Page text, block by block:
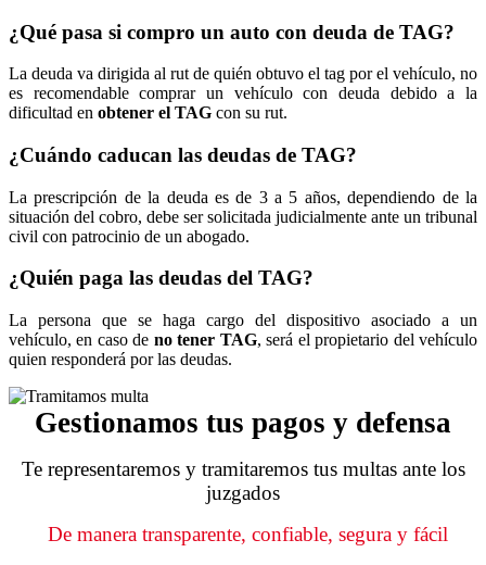
¿Qué pasa si compro un auto con deuda de TAG?
La deuda va dirigida al rut de quién obtuvo el tag por el vehículo, no
es recomendable comprar un vehículo con deuda debido a la
dificultad en obtener el TAG con su rut.
¿Cuándo caducan las deudas de TAG?
La prescripción de la deuda es de 3 a 5 años, dependiendo de la
situación del cobro, debe ser solicitada judicialmente ante un tribunal
civil con patrocinio de un abogado.
¿Quién paga las deudas del TAG?
La persona que se haga cargo del dispositivo asociado a un
vehículo, en caso de no tener TAG, será el propietario del vehículo
quien responderá por las deudas.
Gestionamos tus pagos y defensa
Te representaremos y tramitaremos tus multas ante los
juzgados
De manera transparente, confiable, segura y fácil